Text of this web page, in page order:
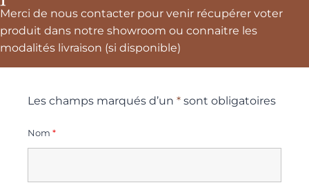
Merci de nous contacter pour venir récupérer voter
produit dans notre showroom ou connaitre les
modalités livraison (si disponible)
Les champs marqués d’un * sont obligatoires
Nom *